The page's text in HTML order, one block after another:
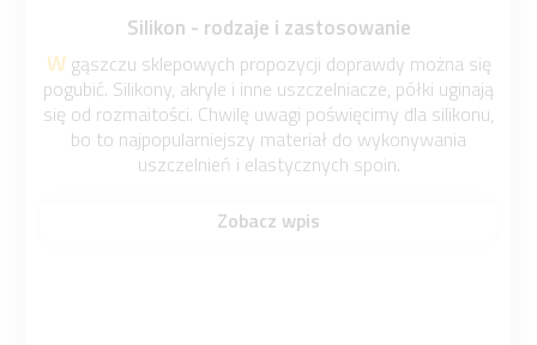
Silikon - rodzaje i zastosowanie
W gąszczu sklepowych propozycji doprawdy można się
pogubić. Silikony, akryle i inne uszczelniacze, półki uginają
się od rozmaitości. Chwilę uwagi poświęcimy dla silikonu,
bo to najpopularniejszy materiał do wykonywania
uszczelnień i elastycznych spoin.
Zobacz wpis